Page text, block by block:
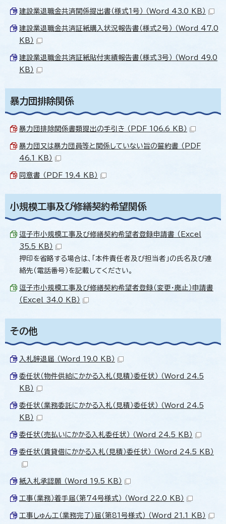
建設業退職金共済関係提出書（様式1号） （Word 43.0 KB）
建設業退職金共済証紙購入状況報告書（様式2号） （Word 47.0
KB）
建設業退職金共済証紙貼付実績報告書（様式3号） （Word 49.0
KB）
暴力団排除関係
暴力団排除関係書類提出の手引き （PDF 106.6 KB）
暴力団又は暴力団員等と関係していない旨の誓約書 （PDF
46.1 KB）
同意書 （PDF 19.4 KB）
小規模工事及び修繕契約希望関係
逗子市小規模工事及び修繕契約希望者登録申請書 （Excel
35.5 KB）
押印を省略する場合は、「本件責任者及び担当者」の氏名及び連
絡先（電話番号）を記載してください。
逗子市小規模工事及び修繕契約希望者登録（変更・廃止）申請書
（Excel 34.0 KB）
その他
入札辞退届 （Word 19.0 KB）
委任状（物件供給にかかる入札（見積）委任状） （Word 24.5
KB）
委任状（業務委託にかかる入札（見積）委任状） （Word 24.5
KB）
委任状（売払いにかかる入札委任状） （Word 24.5 KB）
委任状（賃貸借にかかる入札（見積）委任状） （Word 24.5 KB）
紙入札承認願 （Word 19.5 KB）
工事（業務）着手届（第74号様式） （Word 22.0 KB）
工事しゅん工（業務完了）届（第81号様式） （Word 21.1 KB）